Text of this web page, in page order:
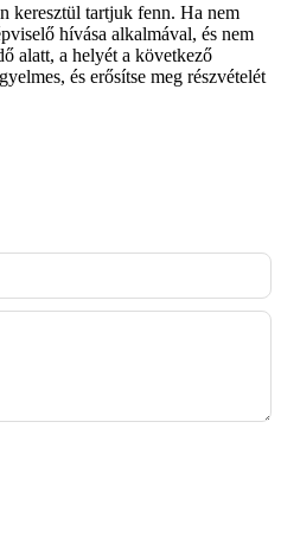
keresztül tartjuk fenn. Ha nem
hívása alkalmával, és nem
alatt, a helyét a következő
és erősítse meg részvételét